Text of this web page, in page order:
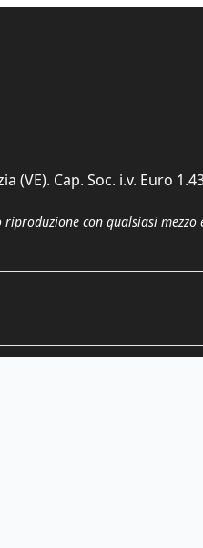
Cap. Soc. i.v. Euro
con qualsiasi